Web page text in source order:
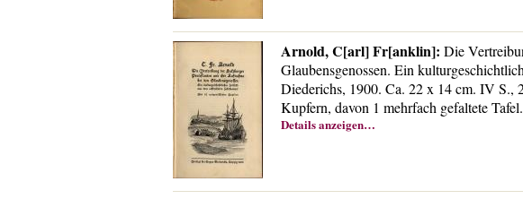
Arnold, C[arl] Fr[anklin]: Die
Glaubensgenossen. Ein
Diederichs, 1900. Ca. 22 x 14 cm. IV S.,
Kupfern, davon 1 mehrfach gefaltete
Details anzeigen…